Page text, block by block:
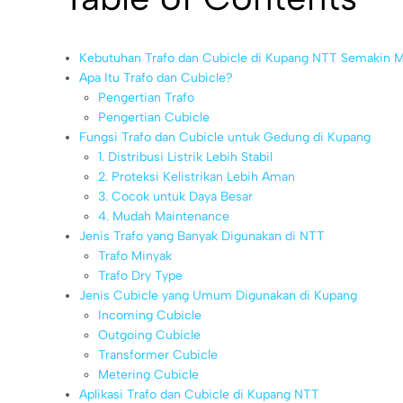
Kebutuhan Trafo dan Cubicle di Kupang NTT Semakin
Apa Itu Trafo dan Cubicle?
Pengertian Trafo
Pengertian Cubicle
Fungsi Trafo dan Cubicle untuk Gedung di Kupang
1. Distribusi Listrik Lebih Stabil
2. Proteksi Kelistrikan Lebih Aman
3. Cocok untuk Daya Besar
4. Mudah Maintenance
Jenis Trafo yang Banyak Digunakan di NTT
Trafo Minyak
Trafo Dry Type
Jenis Cubicle yang Umum Digunakan di Kupang
Incoming Cubicle
Outgoing Cubicle
Transformer Cubicle
Metering Cubicle
Aplikasi Trafo dan Cubicle di Kupang NTT